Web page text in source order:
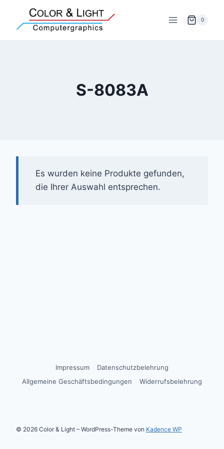
springen
0
S-8083A
Es wurden keine Produkte gefunden,
die Ihrer Auswahl entsprechen.
Impressum
Datenschutzbelehrung
Allgemeine Geschäftsbedingungen
Widerrufsbelehrung
© 2026 Color & Light – WordPress-Theme von Kadence WP